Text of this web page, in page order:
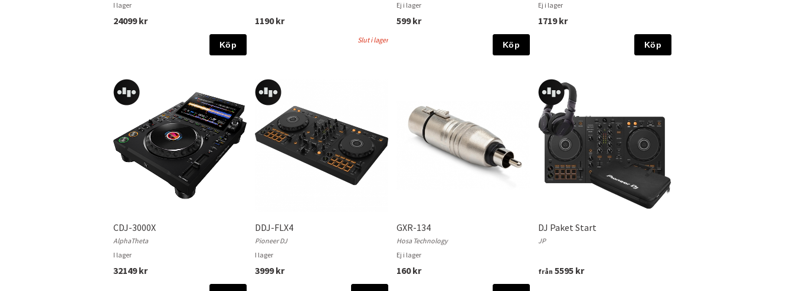
I lager
24099 kr
Köp
1190 kr
Slut i lager
Ej i lager
599 kr
Köp
Ej i lager
1719 kr
Köp
CDJ-3000X
AlphaTheta
I lager
32149 kr
DDJ-FLX4
Pioneer DJ
I lager
3999 kr
GXR-134
Hosa Technology
Ej i lager
160 kr
DJ Paket Start
JP
från 5595 kr